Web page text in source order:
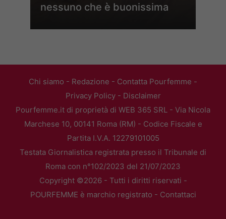
nessuno che è buonissima
Chi siamo - Redazione - Contatta Pourfemme -
Privacy Policy- Disclaimer
Pourfemme.it di proprietà di WEB 365 SRL - Via Nicola
Marchese 10, 00141 Roma (RM) - Codice Fiscale e
Partita I.V.A. 12279101005
Testata Giornalistica registrata presso il Tribunale di
Roma con n°102/2023 del 21/07/2023
Copyright ©2026 - Tutti i diritti riservati -
POURFEMME è marchio registrato - Contattaci